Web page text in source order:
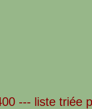
--- liste triée